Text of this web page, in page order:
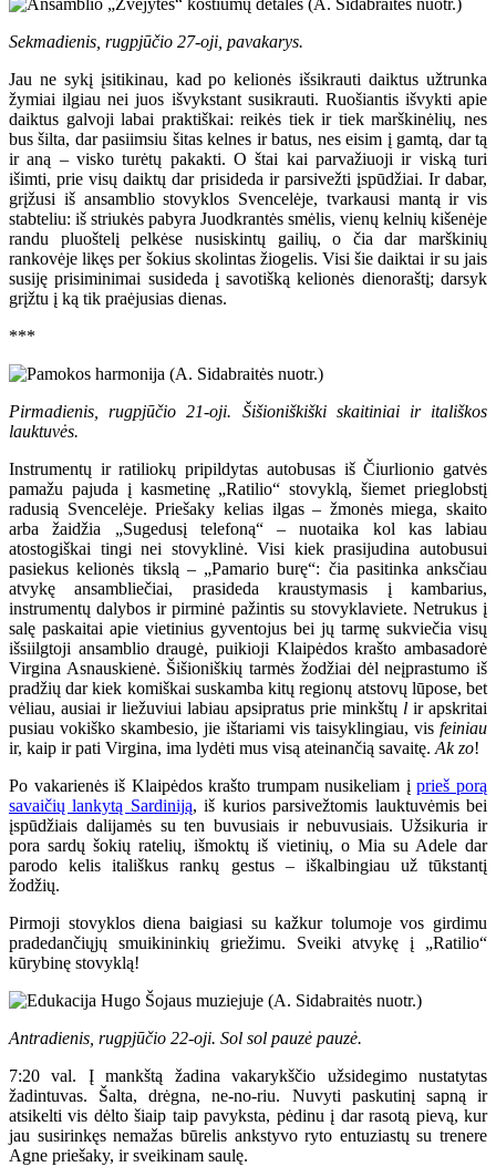
Sekmadienis, rugpjūčio 27-oji, pavakarys.
Jau ne sykį įsitikinau, kad po kelionės išsikrauti daiktus užtrunka
žymiai ilgiau nei juos išvykstant susikrauti. Ruošiantis išvykti apie
daiktus galvoji labai praktiškai: reikės tiek ir tiek marškinėlių, nes
bus šilta, dar pasiimsiu šitas kelnes ir batus, nes eisim į gamtą, dar tą
ir aną – visko turėtų pakakti. O štai kai parvažiuoji ir viską turi
išimti, prie visų daiktų dar prisideda ir parsivežti įspūdžiai. Ir dabar,
grįžusi iš ansamblio stovyklos Svencelėje, tvarkausi mantą ir vis
stabteliu: iš striukės pabyra Juodkrantės smėlis, vienų kelnių kišenėje
randu pluoštelį pelkėse nusiskintų gailių, o čia dar marškinių
rankovėje likęs per šokius skolintas žiogelis. Visi šie daiktai ir su jais
susiję prisiminimai susideda į savotišką kelionės dienoraštį; darsyk
grįžtu į ką tik praėjusias dienas.
***
Pirmadienis, rugpjūčio 21-oji. Šišioniškiški skaitiniai ir itališkos
lauktuvės.
Instrumentų ir ratiliokų pripildytas autobusas iš Čiurlionio gatvės
pamažu pajuda į kasmetinę „Ratilio“ stovyklą, šiemet prieglobstį
radusią Svencelėje. Priešaky kelias ilgas – žmonės miega, skaito
arba žaidžia „Sugedusį telefoną“ – nuotaika kol kas labiau
atostogiškai tingi nei stovyklinė. Visi kiek prasijudina autobusui
pasiekus kelionės tikslą – „Pamario burę“: čia pasitinka anksčiau
atvykę ansambliečiai, prasideda kraustymasis į kambarius,
instrumentų dalybos ir pirminė pažintis su stovyklaviete. Netrukus į
salę paskaitai apie vietinius gyventojus bei jų tarmę sukviečia visų
išsiilgtoji ansamblio draugė, puikioji Klaipėdos krašto ambasadorė
Virgina Asnauskienė. Šišioniškių tarmės žodžiai dėl neįprastumo iš
pradžių dar kiek komiškai suskamba kitų regionų atstovų lūpose, bet
vėliau, ausiai ir liežuviui labiau apsipratus prie minkštų l ir apskritai
pusiau vokiško skambesio, jie ištariami vis taisyklingiau, vis feiniau
ir, kaip ir pati Virgina, ima lydėti mus visą ateinančią savaitę. Ak zo!
Po vakarienės iš Klaipėdos krašto trumpam nusikeliam įprieš porą
savaičių lankytą Sardiniją, iš kurios parsivežtomis lauktuvėmis bei
įspūdžiais dalijamės su ten buvusiais ir nebuvusiais. Užsikuria ir
pora sardų šokių ratelių, išmoktų iš vietinių, o Mia su Adele dar
parodo kelis itališkus rankų gestus – iškalbingiau už tūkstantį
žodžių.
Pirmoji stovyklos diena baigiasi su kažkur tolumoje vos girdimu
pradedančiųjų smuikininkių griežimu. Sveiki atvykę į „Ratilio“
kūrybinę stovyklą!
Antradienis, rugpjūčio 22-oji. Sol sol pauzė pauzė.
7:20 val. Į mankštą žadina vakarykščio užsidegimo nustatytas
žadintuvas. Šalta, drėgna, ne-no-riu. Nuvyti paskutinį sapną ir
atsikelti vis dėlto šiaip taip pavyksta, pėdinu į dar rasotą pievą, kur
jau susirinkęs nemažas būrelis ankstyvo ryto entuziastų su trenere
Agne priešaky, ir sveikinam saulę.